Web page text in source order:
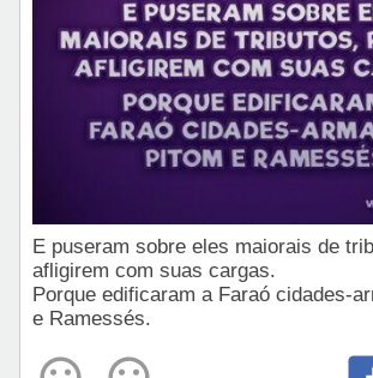
E puseram sobre eles maiorais de
afligirem com suas cargas.
Porque edificaram a Faraó cidades-
e Ramessés.